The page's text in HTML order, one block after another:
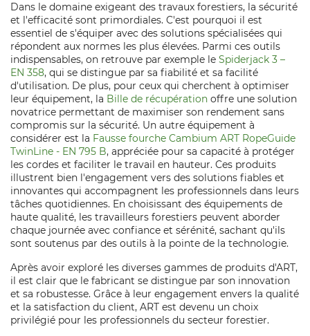
Dans le domaine exigeant des travaux forestiers, la sécurité
et l'efficacité sont primordiales. C'est pourquoi il est
essentiel de s'équiper avec des solutions spécialisées qui
répondent aux normes les plus élevées. Parmi ces outils
indispensables, on retrouve par exemple le Spiderjack 3 –
EN 358, qui se distingue par sa fiabilité et sa facilité
d'utilisation. De plus, pour ceux qui cherchent à optimiser
leur équipement, la Bille de récupération offre une solution
novatrice permettant de maximiser son rendement sans
compromis sur la sécurité. Un autre équipement à
considérer est la Fausse fourche Cambium ART RopeGuide
TwinLine - EN 795 B, appréciée pour sa capacité à protéger
les cordes et faciliter le travail en hauteur. Ces produits
illustrent bien l'engagement vers des solutions fiables et
innovantes qui accompagnent les professionnels dans leurs
tâches quotidiennes. En choisissant des équipements de
haute qualité, les travailleurs forestiers peuvent aborder
chaque journée avec confiance et sérénité, sachant qu'ils
sont soutenus par des outils à la pointe de la technologie.
Après avoir exploré les diverses gammes de produits d'ART,
il est clair que le fabricant se distingue par son innovation
et sa robustesse. Grâce à leur engagement envers la qualité
et la satisfaction du client, ART est devenu un choix
privilégié pour les professionnels du secteur forestier.